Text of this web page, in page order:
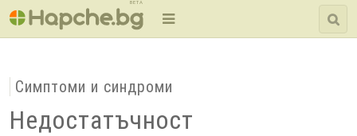
BETA
Симптоми и синдроми
Недостатъчност